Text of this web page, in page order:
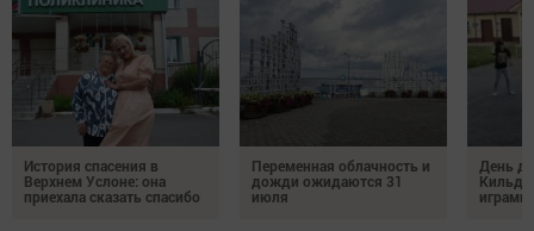
История спасения в
Верхнем Услоне: она
приехала сказать спасибо
Переменная облачность и
дожди ожидаются 31
июля
День
играми